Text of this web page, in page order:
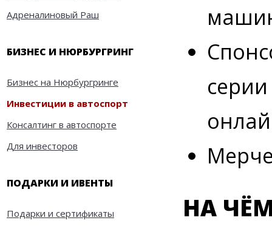
Адреналиновый Раш
БИЗНЕС И НЮРБУРГРИНГ
Бизнес на Нюрбургринге
Инвестиции в автоспорт
Консалтинг в автоспорте
Для инвесторов
ПОДАРКИ И ИВЕНТЫ
Подарки и сертификаты
НА